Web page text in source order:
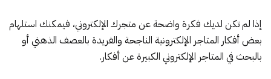
إذا لم تكن لديك فكرة واضحة عن متجرك الإلكتروني، فيمكنك استلهام
بعضأفكار المتاجر الإلكترونية الناجحة والفريدة بالعصف الذهني أو
بالبحث في المتاجر الإلكتروني الكبيرة عن أفكار.